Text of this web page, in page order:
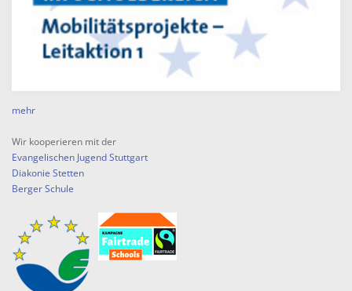
mehr
Wir kooperieren mit der
Evangelischen Jugend Stuttgart
Diakonie Stetten
Berger Schule